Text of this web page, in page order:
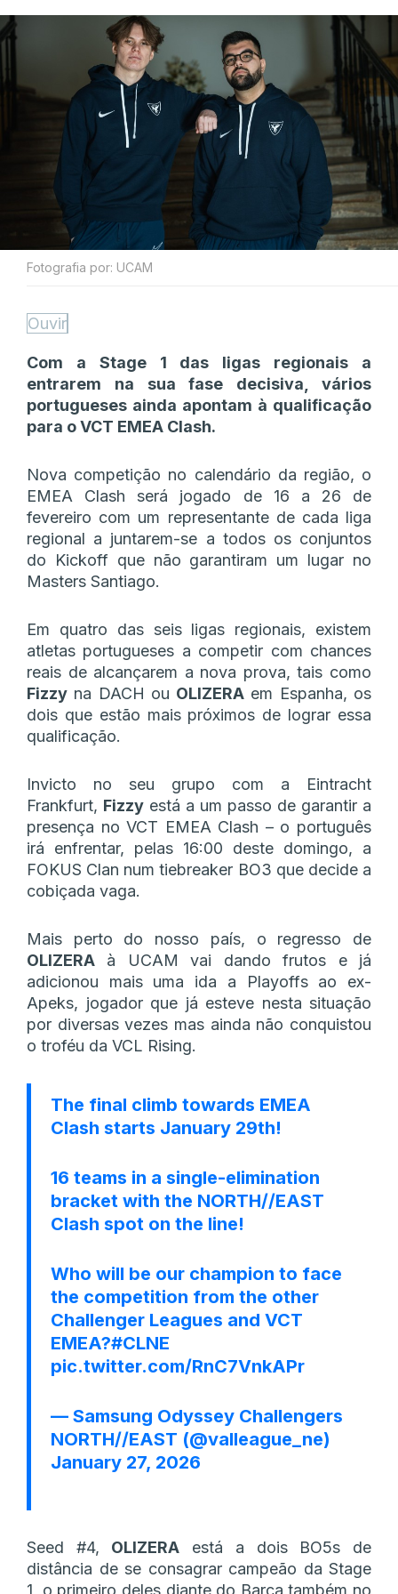
Fotografia por: UCAM
Ouvir
Com a Stage 1 das ligas regionais a
entrarem na sua fase decisiva, vários
portugueses ainda apontam à qualificação
para o VCT EMEA Clash.
Nova competição no calendário da região, o
EMEA Clash será jogado de 16 a 26 de
fevereiro com um representante de cada liga
regional a juntarem-se a todos os conjuntos
do Kickoff que não garantiram um lugar no
Masters Santiago.
Em quatro das seis ligas regionais, existem
atletas portugueses a competir com chances
reais de alcançarem a nova prova, tais como
Fizzy na DACH ou OLIZERA em Espanha, os
dois que estão mais próximos de lograr essa
qualificação.
Invicto no seu grupo com a Eintracht
Frankfurt, Fizzy está a um passo de garantir a
presença no VCT EMEA Clash – o português
irá enfrentar, pelas 16:00 deste domingo, a
FOKUS Clan num tiebreaker BO3 que decide a
cobiçada vaga.
Mais perto do nosso país, o regresso de
OLIZERA à UCAM vai dando frutos e já
adicionou mais uma ida a Playoffs ao ex-
Apeks, jogador que já esteve nesta situação
por diversas vezes mas ainda não conquistou
o troféu da VCL Rising.
The final climb towards EMEA
Clash starts January 29th!
16 teams in a single-elimination
bracket with the NORTH//EAST
Clash spot on the line!
Who will be our champion to face
the competition from the other
Challenger Leagues and VCT
EMEA?#CLNE
pic.twitter.com/RnC7VnkAPr
— Samsung Odyssey Challengers
NORTH//EAST (@valleague_ne)
January 27, 2026
Seed #4, OLIZERA está a dois BO5s de
distância de se consagrar campeão da Stage
1, o primeiro deles diante do Barça também no